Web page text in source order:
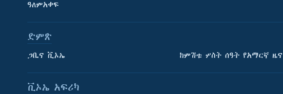
ዓለምአቀፍ
ድምጽ
ጋቢና ቪኦኤ ከምሽቱ ሦስት ሰዓት የአማርኛ ዜና
ቪኦኤ አፍሪካ